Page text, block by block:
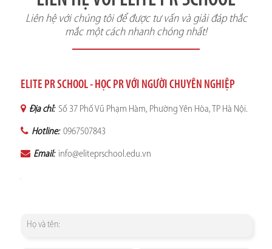
Liên hệ với chúng tôi để được tư vấn và giải đáp thắc
mắc một cách nhanh chóng nhất!
ELITE PR SCHOOL - HỌC PR VỚI NGƯỜI CHUYÊN NGHIỆP
Địa chỉ: Số 37 Phố Vũ Phạm Hàm, Phường Yên Hòa, TP Hà Nội.
Hotline: 0967507843
Email: info@eliteprschool.edu.vn